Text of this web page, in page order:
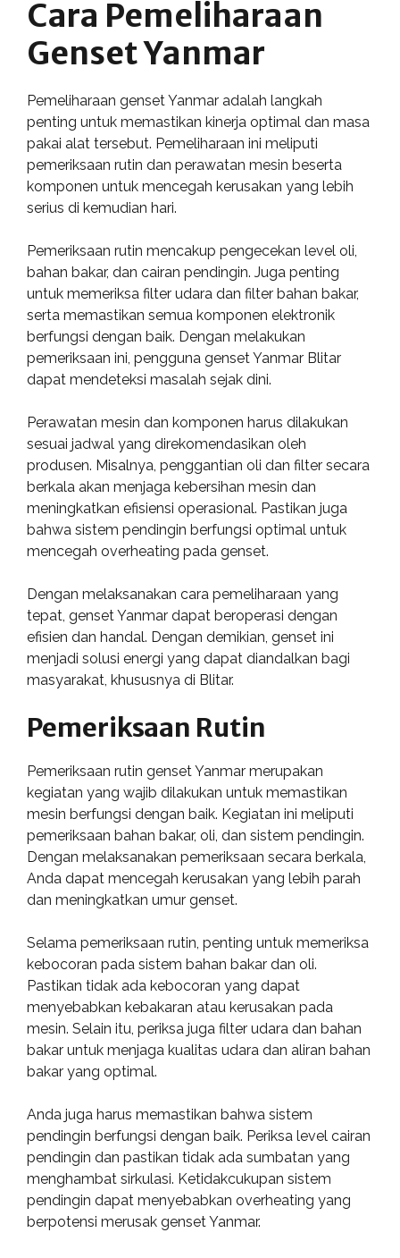
Cara Pemeliharaan
Genset Yanmar
Pemeliharaan genset Yanmar adalah langkah
penting untuk memastikan kinerja optimal dan masa
pakai alat tersebut. Pemeliharaan ini meliputi
pemeriksaan rutin dan perawatan mesin beserta
komponen untuk mencegah kerusakan yang lebih
serius di kemudian hari.
Pemeriksaan rutin mencakup pengecekan level oli,
bahan bakar, dan cairan pendingin. Juga penting
untuk memeriksa filter udara dan filter bahan bakar,
serta memastikan semua komponen elektronik
berfungsi dengan baik. Dengan melakukan
pemeriksaan ini, pengguna genset Yanmar Blitar
dapat mendeteksi masalah sejak dini.
Perawatan mesin dan komponen harus dilakukan
sesuai jadwal yang direkomendasikan oleh
produsen. Misalnya, penggantian oli dan filter secara
berkala akan menjaga kebersihan mesin dan
meningkatkan efisiensi operasional. Pastikan juga
bahwa sistem pendingin berfungsi optimal untuk
mencegah overheating pada genset.
Dengan melaksanakan cara pemeliharaan yang
tepat, genset Yanmar dapat beroperasi dengan
efisien dan handal. Dengan demikian, genset ini
menjadi solusi energi yang dapat diandalkan bagi
masyarakat, khususnya di Blitar.
Pemeriksaan Rutin
Pemeriksaan rutin genset Yanmar merupakan
kegiatan yang wajib dilakukan untuk memastikan
mesin berfungsi dengan baik. Kegiatan ini meliputi
pemeriksaan bahan bakar, oli, dan sistem pendingin.
Dengan melaksanakan pemeriksaan secara berkala,
Anda dapat mencegah kerusakan yang lebih parah
dan meningkatkan umur genset.
Selama pemeriksaan rutin, penting untuk memeriksa
kebocoran pada sistem bahan bakar dan oli.
Pastikan tidak ada kebocoran yang dapat
menyebabkan kebakaran atau kerusakan pada
mesin. Selain itu, periksa juga filter udara dan bahan
bakar untuk menjaga kualitas udara dan aliran bahan
bakar yang optimal.
Anda juga harus memastikan bahwa sistem
pendingin berfungsi dengan baik. Periksa level cairan
pendingin dan pastikan tidak ada sumbatan yang
menghambat sirkulasi. Ketidakcukupan sistem
pendingin dapat menyebabkan overheating yang
berpotensi merusak genset Yanmar.